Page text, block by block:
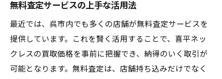
無料査定サービスの上手な活用法
最近では、呉市内でも多くの店舗が無料査定サービスを
提供しています。これを賢く活用することで、喜平ネッ
クレスの買取価格を事前に把握でき、納得のいく取引が
可能となります。無料査定は、店舗持ち込みだけでなく